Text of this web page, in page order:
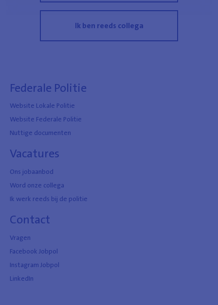
Ik ben reeds collega
Federale Politie
Website Lokale Politie
Website Federale Politie
Nuttige documenten
Vacatures
Ons jobaanbod
Word onze collega
Ik werk reeds bij de politie
Contact
Vragen
Facebook Jobpol
Instagram Jobpol
LinkedIn